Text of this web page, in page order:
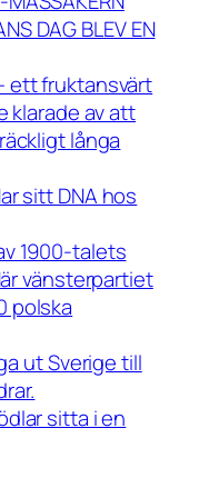
DAG BLEV EN
ett fruktansvärt
klarade av att
långa
sitt DNA hos
1900-talets
vänsterpartiet
polska
ut Sverige till
sitta i en